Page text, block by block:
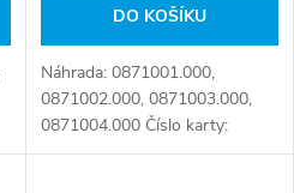
DO KOŠÍKU
Náhrada: 0871001.000,
0871002.000, 0871003.000,
0871004.000 Číslo karty:
090853